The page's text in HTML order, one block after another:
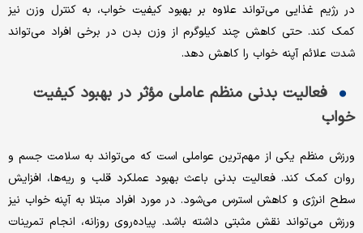
در رژیم غذایی می‌تواند علاوه بر بهبود کیفیت خواب، به کنترل وزن نیز
کمک کند. حتی کاهش چند کیلوگرم از وزن بدن در برخی افراد می‌تواند
شدت علائم آپنه خواب را کاهش دهد.
فعالیت بدنی منظم عاملی مؤثر در بهبود کیفیت
خواب
ورزش منظم یکی از مهم‌ترین عواملی است که می‌تواند به سلامت جسم و
روان کمک کند. فعالیت بدنی باعث بهبود عملکرد قلب و ریه‌ها، افزایش
سطح انرژی و کاهش استرس می‌شود. در مورد افراد مبتلا به آپنه خواب نیز
ورزش می‌تواند نقش مثبتی داشته باشد. پیاده‌روی روزانه، انجام تمرینات